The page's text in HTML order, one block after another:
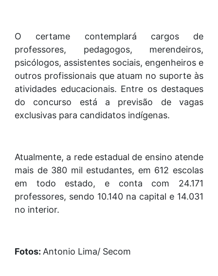
O certame contemplará cargos de
professores, pedagogos, merendeiros,
psicólogos, assistentes sociais, engenheiros e
outros profissionais que atuam no suporte às
atividades educacionais. Entre os destaques
do concurso está a previsão de vagas
exclusivas para candidatos indígenas.
Atualmente, a rede estadual de ensino atende
mais de 380 mil estudantes, em 612 escolas
em todo estado, e conta com 24.171
professores, sendo 10.140 na capital e 14.031
no interior.
Fotos: Antonio Lima/ Secom